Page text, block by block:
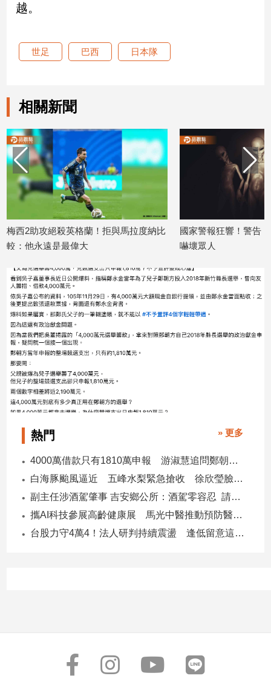
行/
星
生
建
築/
室
內
設
旅
遊/
食
星
座/
命
理
消
費
健
康/
親
子/
感
藝
文
電
越。
世足 巴西 日本隊
相關新聞
西2助攻絕殺英格蘭！拒與馬拉度納比
：他永遠是最偉大
國家警報狂響！警告「
嚇壞眾人
熱門 » 更多
4000萬借款只有1810萬申報 游淑慧追問鄭朝方：2190萬差額去哪了
白海豚颱風逼近 五峰水梨緊急搶收 徐欣瑩臉書急呼「搶救五峰水梨」
副主任涉酒駕肇事 吉安鄉公所：酒駕零容忍 請辭獲准
攜AI科技參展高齡健康展 馬光中醫推動預防醫學迎接長壽新經濟
台股力守4萬4！法人研判持續震盪 逢低留意這些族群